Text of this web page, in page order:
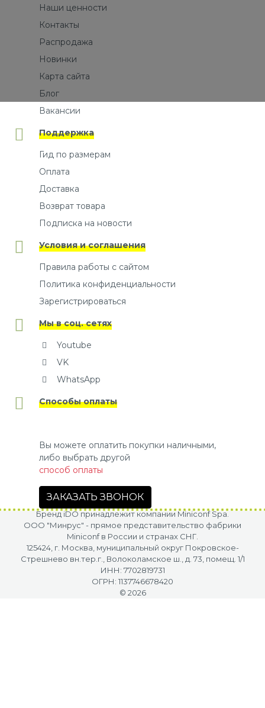
Наши ценности
Контакты
Распродажа
Новинки
Карта сайта
Блог
Вакансии
Поддержка
Гид по размерам
Оплата
Доставка
Возврат товара
Подписка на новости
Условия и соглашения
Правила работы с сайтом
Политика конфиденциальности
Зарегистрироваться
Мы в соц. сетях
Youtube
VK
WhatsApp
Способы оплаты
Вы можете оплатить покупки наличными,
либо выбрать другой
способ оплаты
ЗАКАЗАТЬ ЗВОНОК
Бренд iDO принадлежит компании Miniconf Spa.
OOO "Минрус" - прямое представительство фабрики
Miniconf в России и странах СНГ.
125424, г. Москва, муниципальный округ Покровское-
Стрешнево вн.тер.г., Волоколамское ш., д. 73, помещ. 1/1
ИНН: 7702819731
ОГРН: 1137746678420
© 2026